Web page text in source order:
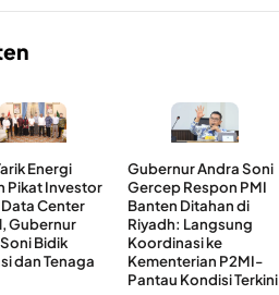
Energi
Pikat Investor
Center
Gubernur
Bidik
dan Tenaga
Gubernur Andra Soni
Gercep Respon PMI
Banten Ditahan di
Riyadh: Langsung
Koordinasi ke
Kementerian P2MI-
Pantau Kondisi Terkini